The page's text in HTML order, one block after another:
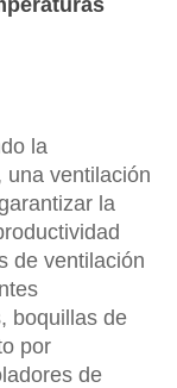
la
una ventilación
la
de ventilación
boquillas de
por
de